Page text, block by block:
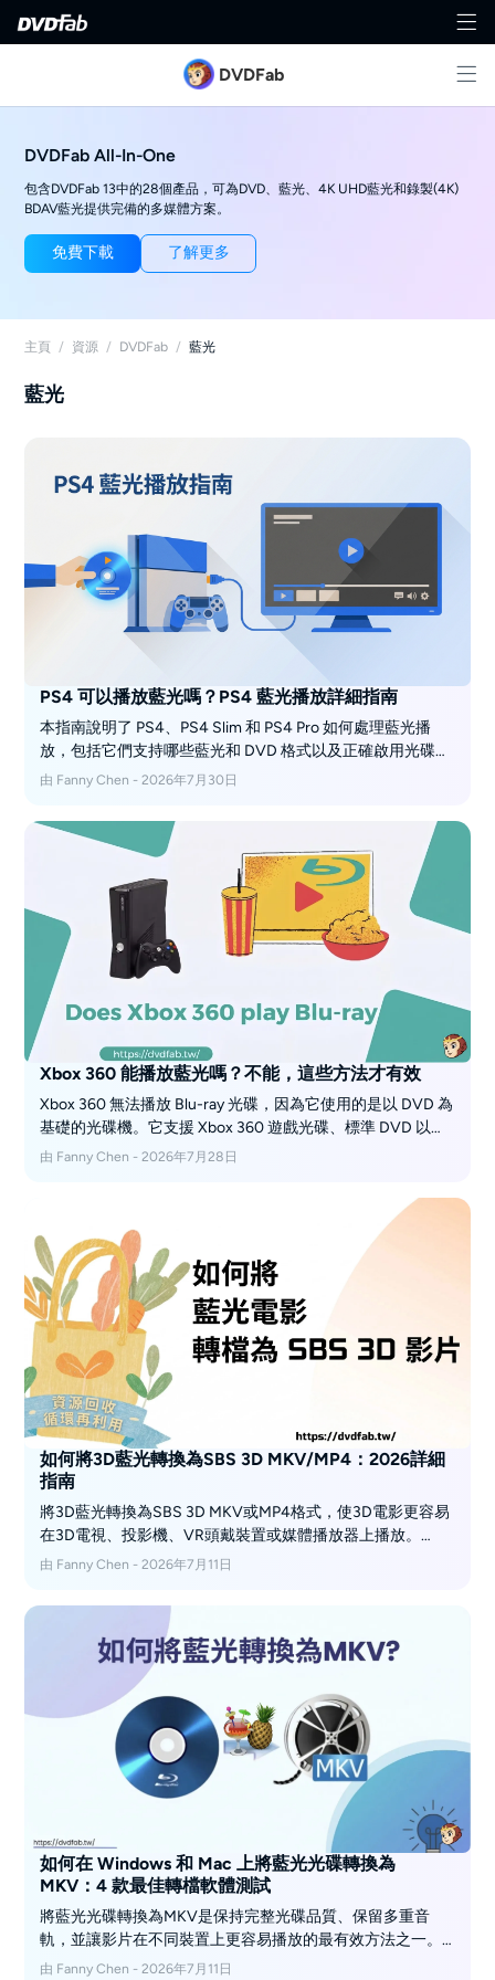
DVDFab
DVDFab All-In-One
包含DVDFab 13中的28個產品，可為DVD、藍光、4K UHD藍光和錄製(4K)
BDAV藍光提供完備的多媒體方案。
免費下載 了解更多
主頁 / 資源 / DVDFab / 藍光
藍光
PS4 可以播放藍光嗎？PS4 藍光播放詳細指南
本指南說明了 PS4、PS4 Slim 和 PS4 Pro 如何處理藍光播
放，包括它們支持哪些藍光和 DVD 格式以及正確啟用光碟所
需的條件。還涵蓋了型號差異、4K 和 3D 相容性、實際播放
由 Fanny Chen - 2026年7月30日
Xbox 360 能播放藍光嗎？不能，這些方法才有效
Xbox 360 無法播放 Blu-ray 光碟，因為它使用的是以 DVD 為
基礎的光碟機。它支援 Xbox 360 遊戲光碟、標準 DVD 以及
音訊 CD，而 HD DVD 播放則需要已停產的外接式 HD DVD
One 或 Xbox Series X；4K UHD Blu-ray 播放則僅限於 Xbox
One S、Xbox One X 和 Xbox Series X。或者，你也可以使用
DVDFab Blu-ray Ripper，將你擁有的 Blu-ray 轉換為相容
Xbox 360 的影片格式，以便數位播放。
由 Fanny Chen - 2026年7月28日
如何將3D藍光轉換為SBS 3D MKV/MP4：2026詳細
指南
將3D藍光轉換為SBS 3D MKV或MP4格式，使3D電影更容易
在3D電視、投影機、VR頭戴裝置或媒體播放器上播放。
DVDFab Blu-ray Ripper是一個可靠的工具，用於將藍光轉換
片設定選項。對於大多數使用者來說，使用H.264的Half SBS
是一個安全的起點，而Full SBS或H.265則適合追求更高細
節、更小檔案和相容播放裝置的需求。
由 Fanny Chen - 2026年7月11日
如何在 Windows 和 Mac 上將藍光光碟轉換為
MKV：4 款最佳轉檔軟體測試
將藍光光碟轉換為MKV是保持完整光碟品質、保留多重音
軌，並讓影片在不同裝置上更容易播放的最有效方法之一。
我在相同的硬體條件下測試了四款藍光轉MKV的轉檔軟體。
由 Fanny Chen - 2026年7月11日